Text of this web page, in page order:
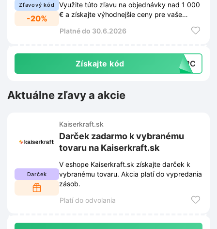
Zľavový kód
-20%
Využite túto zľavu na objednávky nad 1 000
€ a získajte výhodnejšie ceny pre vaše
Platné do 30.6.2026
Získajte kód KQ2C
Aktuálne zľavy a akcie
Darček
Kaiserkraft.sk
Darček zadarmo k vybranému
tovaru na Kaiserkraft.sk
V eshope Kaiserkraft.sk získajte darček k
vybranému tovaru. Akcia platí do vypredania
zásob.
Platí do odvolania